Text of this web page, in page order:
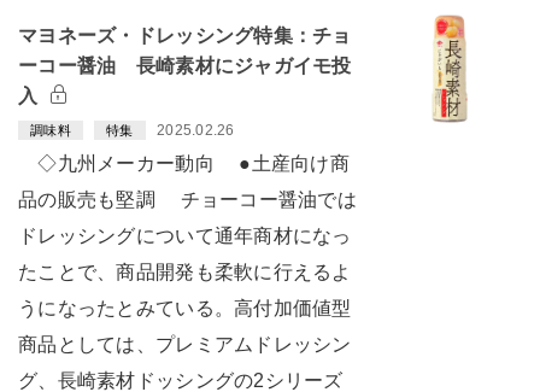
マヨネーズ・ドレッシング特集：チョ
ーコー醤油 長崎素材にジャガイモ投
入
調味料 特集 2025.02.26
◇九州メーカー動向 ●土産向け商
品の販売も堅調 チョーコー醤油では
ドレッシングについて通年商材になっ
たことで、商品開発も柔軟に行えるよ
うになったとみている。高付加価値型
商品としては、プレミアムドレッシン
グ、長崎素材ドッシングの2シリーズ